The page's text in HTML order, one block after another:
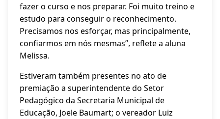
fazer o curso e nos preparar. Foi muito treino e
estudo para conseguir o reconhecimento.
Precisamos nos esforçar, mas principalmente,
confiarmos em nós mesmas”, reflete a aluna
Melissa.
Estiveram também presentes no ato de
premiação a superintendente do Setor
Pedagógico da Secretaria Municipal de
Educação, Joele Baumart; o vereador Luiz